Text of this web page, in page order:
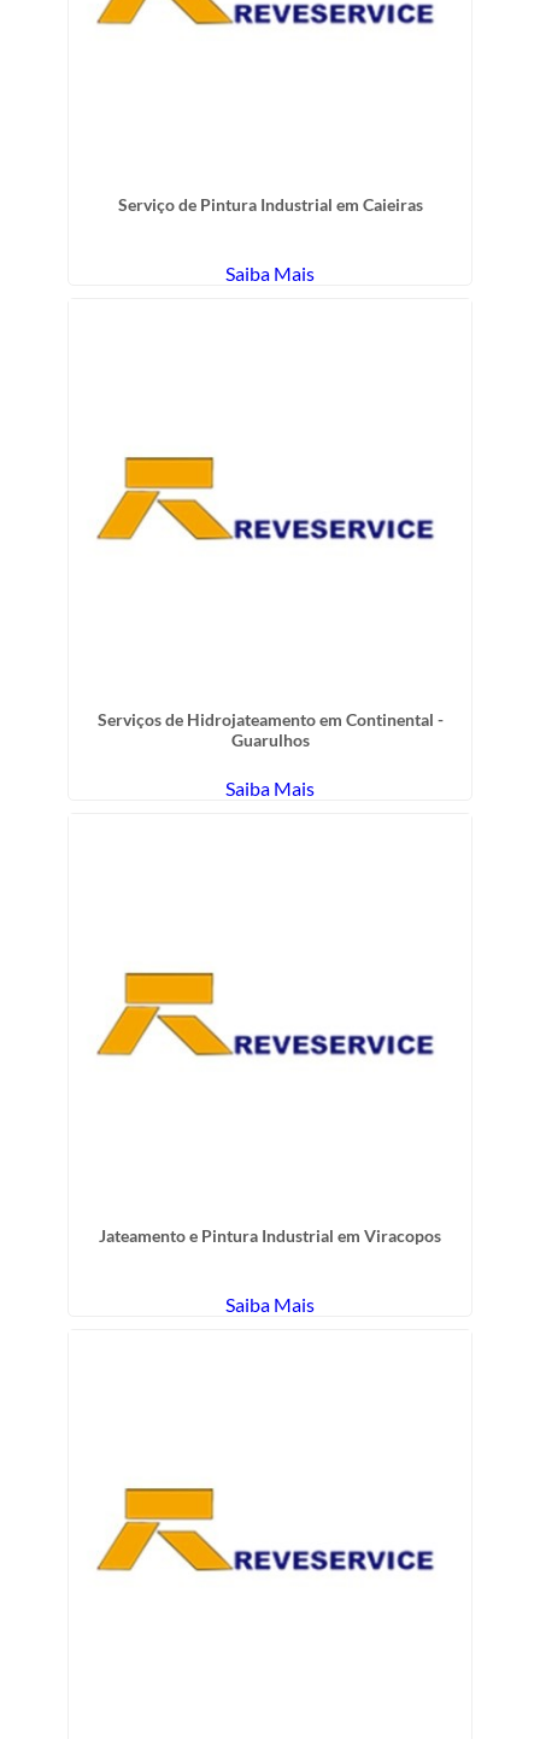
Serviço de Pintura Industrial em Caieiras
Saiba Mais
Serviços de Hidrojateamento em Continental -
Guarulhos
Saiba Mais
Jateamento e Pintura Industrial em Viracopos
Saiba Mais